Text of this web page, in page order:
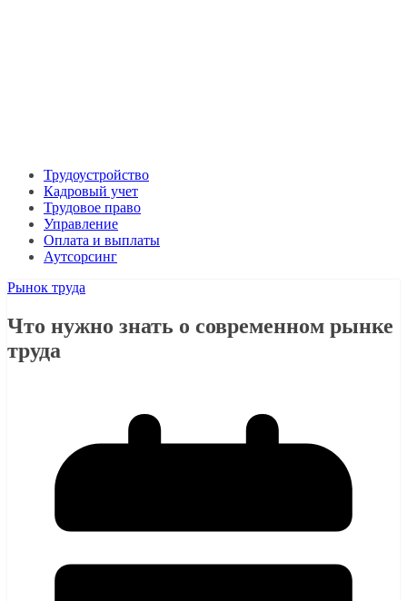
Трудоустройство
Кадровый учет
Трудовое право
Управление
Оплата и выплаты
Аутсорсинг
Рынок труда
Что нужно знать о современном рынке
труда